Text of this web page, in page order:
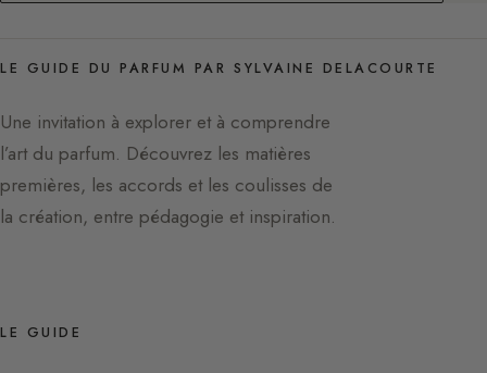
LE GUIDE DU PARFUM PAR SYLVAINE DELACOURTE
Une invitation à explorer et à comprendre
l’art du parfum. Découvrez les matières
premières, les accords et les coulisses de
la création, entre pédagogie et inspiration.
LE GUIDE